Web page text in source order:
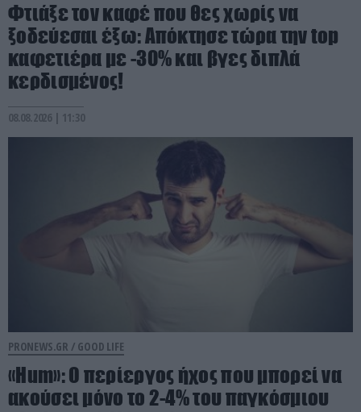
Φτιάξε τον καφέ που θες χωρίς να
ξοδεύεσαι έξω: Απόκτησε τώρα την top
καφετιέρα με -30% και βγες διπλά
κερδισμένος!
08.08.2026 | 11:30
PRONEWS.GR / GOOD LIFE
«Hum»: O περίεργος ήχος που μπορεί να
ακούσει μόνο το 2-4% του παγκόσμιου